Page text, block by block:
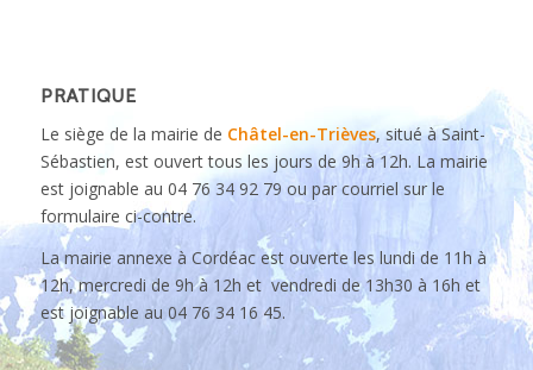
PRATIQUE
Le siège de la mairie de Châtel-en-Trièves, situé à Saint-
Sébastien, est ouvert tous les jours de 9h à 12h. La mairie
est joignable au 04 76 34 92 79 ou par courriel sur le
formulaire ci-contre.
La mairie annexe à Cordéac est ouverte les lundi de 11h à
12h, mercredi de 9h à 12h et vendredi de 13h30 à 16h et
est joignable au 04 76 34 16 45.